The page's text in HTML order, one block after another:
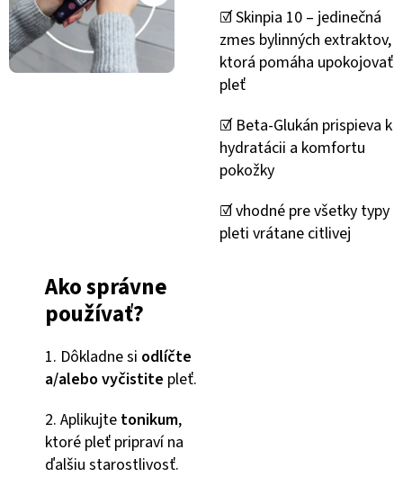
☑️ Skinpia 10 – jedinečná
zmes bylinných extraktov,
ktorá pomáha upokojovať
pleť
☑️ Beta-Glukán prispieva k
hydratácii a komfortu
pokožky
☑️ vhodné pre všetky typy
pleti vrátane citlivej
Ako správne
používať?
1. Dôkladne si odlíčte
a/alebo vyčistite pleť.
2. Aplikujte tonikum,
ktoré pleť pripraví na
ďalšiu starostlivosť.